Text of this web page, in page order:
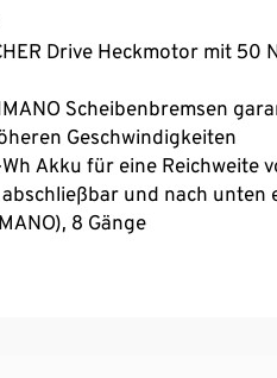
Drive Heckmotor mit
Scheibenbremsen
Geschwindigkeiten
Akku für eine Reichweite
und nach unten
8 Gänge
für eine optimale Sicht
StVZO